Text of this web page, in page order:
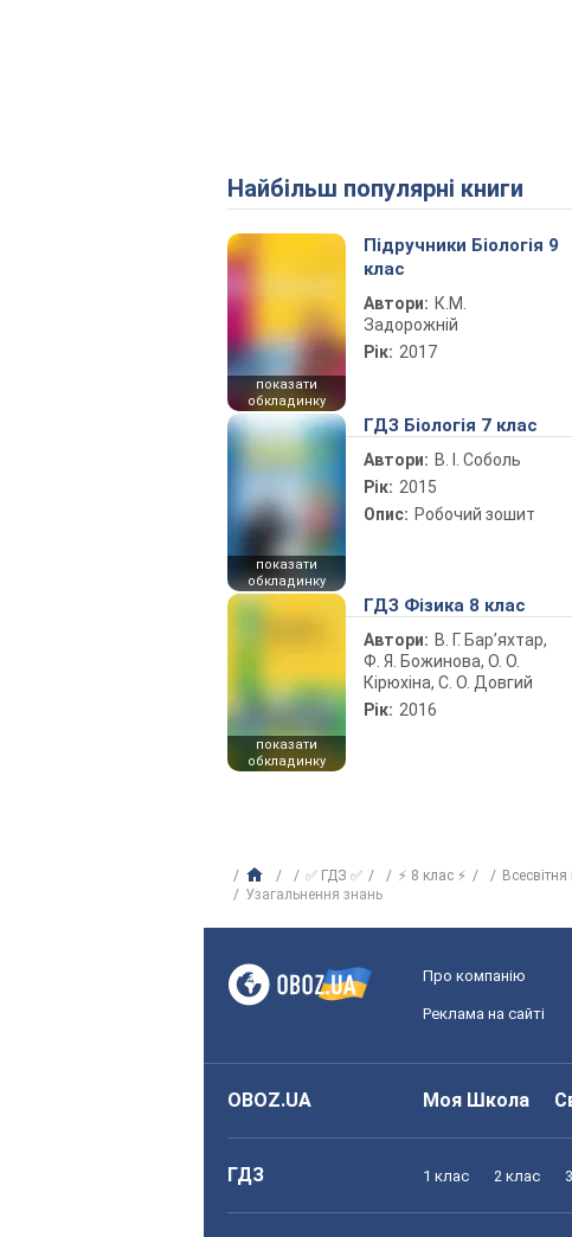
Найбільш популярні книги
показати
обкладинку
Підручники Біологія 9
клас
Автори: К.М.
Задорожній
Рік: 2017
показати
обкладинку
ГДЗ Біологія 7 клас
Автори: В. І. Соболь
Рік: 2015
Опис: Робочий зошит
показати
обкладинку
ГДЗ Фізика 8 клас
Автори: В. Г. Бар’яхтар,
Ф. Я. Божинова, О. О.
Кірюхіна, С. О. Довгий
Рік: 2016
✅ ГДЗ ✅ ⚡ 8 клас ⚡
Узагальнення знань
Про компанію
Реклама на сайті
OBOZ.UA Моя Школа
ГДЗ 1 клас 2 клас